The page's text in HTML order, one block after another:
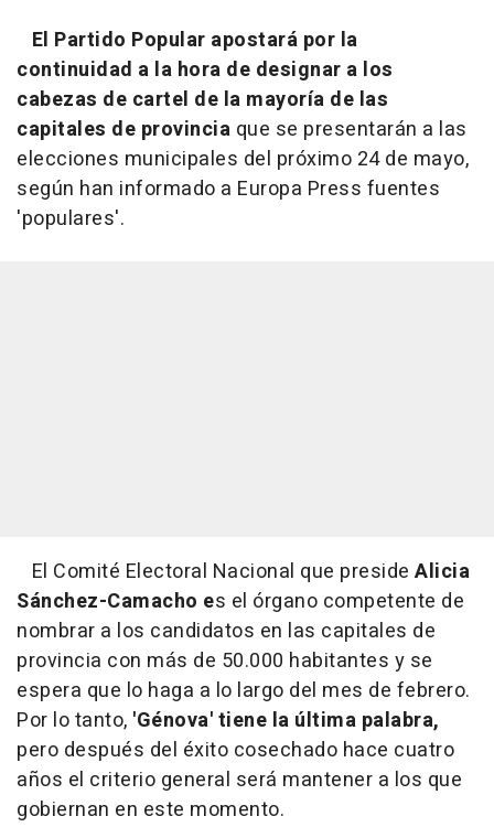
El Partido Popular apostará por la
continuidad a la hora de designar a los
cabezas de cartel de la mayoría de las
capitales de provincia que se presentarán a las
elecciones municipales del próximo 24 de mayo,
según han informado a Europa Press fuentes
El Comité Electoral Nacional que preside Alicia
Sánchez-Camacho es el órgano competente de
nombrar a los candidatos en las capitales de
provincia con más de 50.000 habitantes y se
espera que lo haga a lo largo del mes de febrero.
Por lo tanto, 'Génova' tiene la última palabra,
pero después del éxito cosechado hace cuatro
años el criterio general será mantener a los que
gobiernan en este momento.